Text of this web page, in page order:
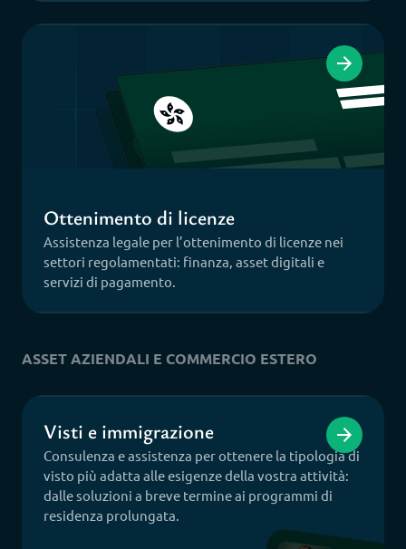
Ottenimento di licenze
Assistenza legale per l’ottenimento di licenze nei
settori regolamentati: finanza, asset digitali e
servizi di pagamento.
ASSET AZIENDALI E COMMERCIO ESTERO
Visti e immigrazione
Consulenza e assistenza per ottenere la tipologia di
visto più adatta alle esigenze della vostra attività:
dalle soluzioni a breve termine ai programmi di
residenza prolungata.